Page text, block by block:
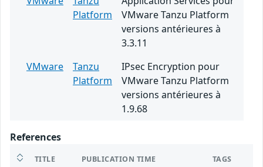
Platform
VMware Tanzu Platform
versions antérieures à
3.3.11
VMware
Tanzu
Platform
IPsec Encryption pour
VMware Tanzu Platform
versions antérieures à
1.9.68
References
TITLE PUBLICATION TIME TAGS